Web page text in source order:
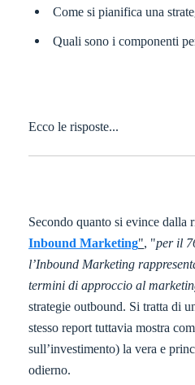
Come si pianifica una
Quali sono i componenti
Ecco le risposte...
Secondo quanto si evince dalla
Inbound Marketing", "per il
l’Inbound Marketing
termini di approccio al
strategie outbound. Si tratta di
stesso report tuttavia mostra
sull’investimento) la vera e
odierno.